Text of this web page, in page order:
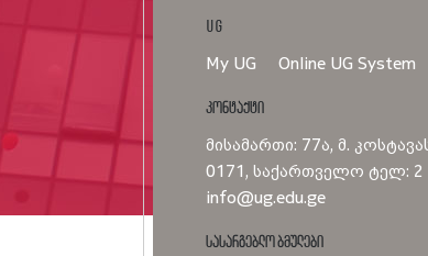
UG
My UG Online UG System
კონტაქტი
მისამართი: 77ა, მ.
0171, საქართველო ტელ: 2
info@ug.edu.ge
სასარგებლო ბმულები